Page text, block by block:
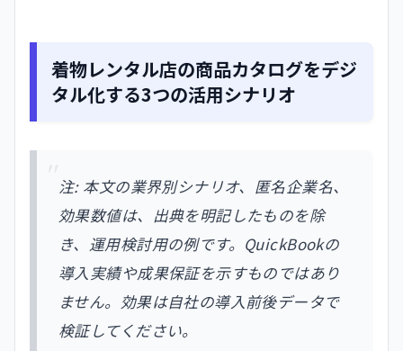
着物レンタル店の商品カタログをデジ
タル化する3つの活用シナリオ
注: 本文の業界別シナリオ、匿名企業名、
効果数値は、出典を明記したものを除
き、運用検討用の例です。QuickBookの
導入実績や成果保証を示すものではあり
ません。効果は自社の導入前後データで
検証してください。